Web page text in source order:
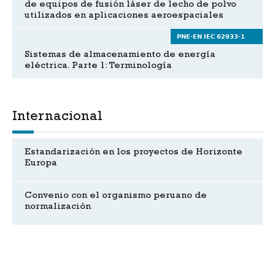
de equipos de fusión láser de lecho de polvo
utilizados en aplicaciones aeroespaciales
PNE-EN IEC 62933-1
Sistemas de almacenamiento de energía
eléctrica. Parte 1: Terminología
Internacional
Estandarización en los proyectos de Horizonte
Europa
Convenio con el organismo peruano de
normalización